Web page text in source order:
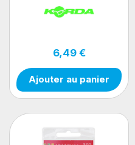
6,49 €
Ajouter au panier